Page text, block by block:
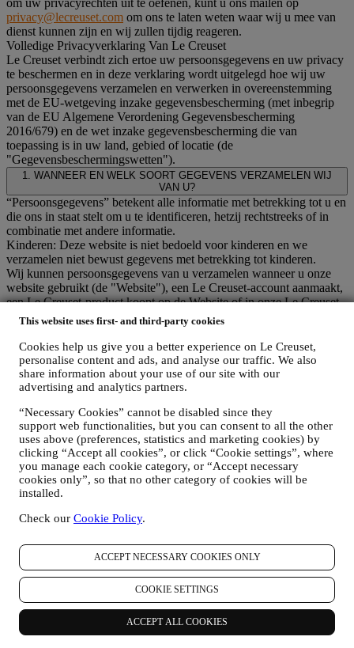
This website uses first- and third-party cookies
Cookies help us give you a better experience on Le Creuset,
personalise content and ads, and analyse our traffic. We also
share information about your use of our site with our
advertising and analytics partners.
“Necessary Cookies” cannot be disabled since they
support web functionalities, but you can consent to all the other
uses above (preferences, statistics and marketing cookies) by
clicking “Accept all cookies”, or click “Cookie settings”, where
you manage each cookie category, or “Accept necessary
cookies only”, so that no other category of cookies will be
installed.
Check our Cookie Policy.
ACCEPT NECESSARY COOKIES ONLY
COOKIE SETTINGS
ACCEPT ALL COOKIES
privacy@lecreuset.com om ons te laten weten waar wij u mee van
dienst kunnen zijn en wij zullen tijdig reageren.
Volledige Privacyverklaring Van Le Creuset
Le Creuset verbindt zich ertoe uw persoonsgegevens en uw privacy
te beschermen en in deze verklaring wordt uitgelegd hoe wij uw
persoonsgegevens verzamelen en verwerken in overeenstemming
met de EU-wetgeving inzake gegevensbescherming (met inbegrip
van de EU Algemene Verordening Gegevensbescherming
2016/679) en de wet inzake gegevensbescherming die van
toepassing is in uw land, gebied of locatie (de
"Gegevensbeschermingswetten").
1. WANNEER EN WELK SOORT GEGEVENS VERZAMELEN WIJ
VAN U?
“Persoonsgegevens” betekent alle informatie met betrekking tot u en
die ons in staat stelt om u te identificeren, hetzij rechtstreeks of in
combinatie met andere informatie.
Kinderen: Deze website is niet bedoeld voor kinderen en we
verzamelen niet bewust gegevens met betrekking tot kinderen.
Wij kunnen persoonsgegevens van u verzamelen wanneer u onze
website gebruikt (de "Website"), een Le Creuset-account aanmaakt,
een Le Creuset-product koopt op de Website of in onze Le Creuset
Winkels (Signature Boutiques en Outlet Winkels) of wanneer u zich
aanmeldt voor onze marketingcommunicatie. De persoonsgegevens
kunnen betrekking hebben op:
Naam, voornaam, e-mailadres, geboortedatum en andere
contactgegevens (adres, telefoonnummer), om een Le
of om u aan te melden voor onze marketingcommunicatie
online of in onze winkels;
uw aankoopgegevens, bijvoorbeeld datum en tijdstip van
aankoop, leveringsgegevens, product- en betalingsgegevens,
voor het beheer van uw bestellingen;
gegevens over uw online browsegeschiedenis (bv. online-
identificatienummers - zoals uw IP-adres, browserversie,
besturingssysteem, duur van het bezoek, terugkerende
gebruiker, geografische oorsprong), verzameld tijdens uw
bezoeken aan de Website (ongeacht of u een geregistreerde
gebruiker bent of niet), door gebruik te maken van logs en/of
traceringstechnologieën zoals “cookies” (voor informatie over
het verzamelen van gegevens door middel van cookies, zie
onsCookiebeleid, ter verbetering van onze diensten en
advertenties, of voor onze statistische analyse; in de meeste
gevallen zullen we u niet kunnen identificeren aan de hand